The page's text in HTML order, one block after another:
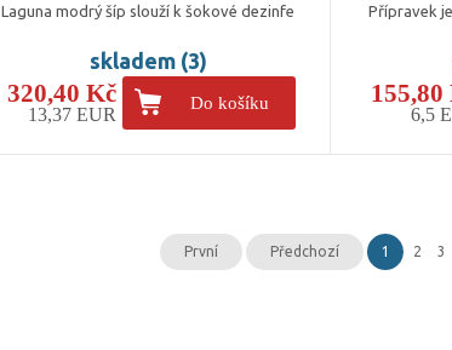
Laguna modrý šíp slouží k šokové dezinfe
skladem (3)
320,40 Kč
13,37 EUR
Do košíku
Přípravek
155,80
6,5
První Předchozí 1 2 3